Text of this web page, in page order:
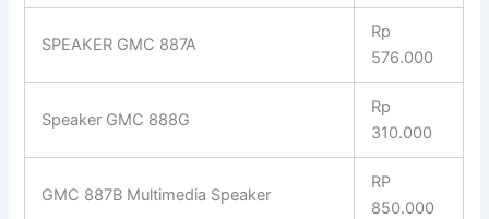
SPEAKER GMC 887A
Rp
576.000
Speaker GMC 888G
Rp
310.000
GMC 887B Multimedia Speaker
RP
850.000